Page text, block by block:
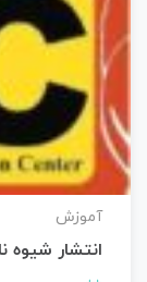
آموزش
انتشار شیوه